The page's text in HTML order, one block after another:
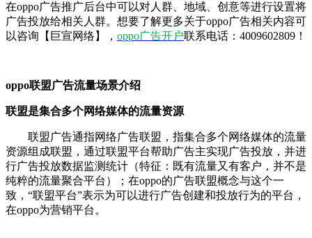
在oppo广告推广后台中可以对人群、地域、创意等进行设置将
广告投放给相关人群。想要了解更多关于oppo广告相关内容可
以咨询【巨宣网络】， oppo广告开户联系电话：4009602809！
oppo联盟广告流量场景介绍
联盟是集合多个网络媒体的流量资源
联盟广告通指网络广告联盟，指集合多个网络媒体的流量
资源组成联盟，通过联盟平台帮助广告主实现广告投放，并进
行广告投放数据监测统计（特征：既有流量又有客户，并不是
纯粹的流量聚合平台）； 在oppo的广告联盟概念与这个一
致，“联盟平台”表示为可以进行广告创建和投放行为的平台，
在oppo为营销平台。